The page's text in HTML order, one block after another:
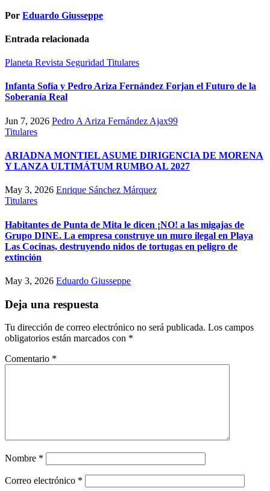
Por Eduardo Giusseppe
Entrada relacionada
Planeta Revista Seguridad Titulares
Infanta Sofía y Pedro Ariza Fernández Forjan el Futuro de la
Soberanía Real
Jun 7, 2026 Pedro A Ariza Fernández Ajax99
Titulares
ARIADNA MONTIEL ASUME DIRIGENCIA DE MORENA
Y LANZA ULTIMÁTUM RUMBO AL 2027
May 3, 2026 Enrique Sánchez Márquez
Titulares
Habitantes de Punta de Mita le dicen ¡NO! a las migajas de
Grupo DINE. La empresa construye un muro ilegal en Playa
Las Cocinas, destruyendo nidos de tortugas en peligro de
extinción
May 3, 2026 Eduardo Giusseppe
Deja una respuesta
Tu dirección de correo electrónico no será publicada. Los campos
obligatorios están marcados con *
Comentario *
Nombre *
Correo electrónico *